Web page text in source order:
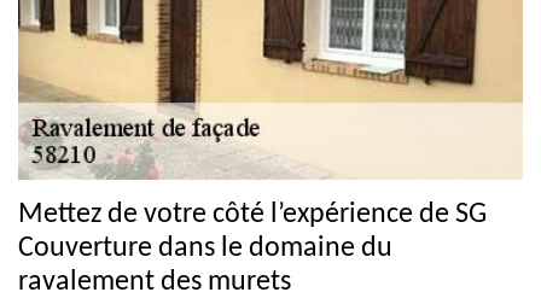
Mettez de votre côté l’expérience de SG
Couverture dans le domaine du
ravalement des murets